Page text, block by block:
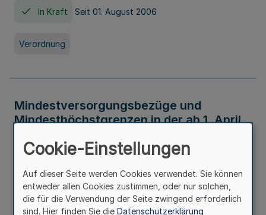
In Kraft Seit 01. August 2006
Verordnung
Mindestversorgungsbezüge und
Mindesthöchstgrenzen in der ab 1. April
Verwaltungsvorschrift
Cookie-Einstellungen
Auf dieser Seite werden Cookies verwendet. Sie können
entweder allen Cookies zustimmen, oder nur solchen,
die für die Verwendung der Seite zwingend erforderlich
sind. Hier finden Sie die Datenschutzerklärung